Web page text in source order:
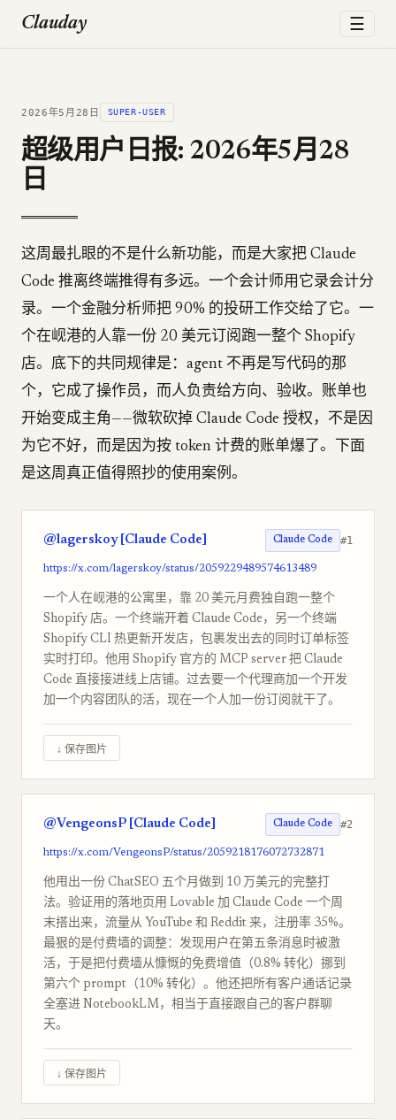
Clauday ☰
2026年5月28日 SUPER-USER
超级用户日报: 2026年5月28
日
这周最扎眼的不是什么新功能，而是大家把 Claude
Code 推离终端推得有多远。一个会计师用它录会计分
录。一个金融分析师把 90% 的投研工作交给了它。一
个在岘港的人靠一份 20 美元订阅跑一整个 Shopify
店。底下的共同规律是：agent 不再是写代码的那
个，它成了操作员，而人负责给方向、验收。账单也
开始变成主角——微软砍掉 Claude Code 授权，不是因
为它不好，而是因为按 token 计费的账单爆了。下面
是这周真正值得照抄的使用案例。
@lagerskoy [Claude Code] Claude Code #1
https://x.com/lagerskoy/status/2059229489574613489
一个人在岘港的公寓里，靠 20 美元月费独自跑一整个
Shopify 店。一个终端开着 Claude Code，另一个终端
Shopify CLI 热更新开发店，包裹发出去的同时订单标签
实时打印。他用 Shopify 官方的 MCP server 把 Claude
Code 直接接进线上店铺。过去要一个代理商加一个开发
加一个内容团队的活，现在一个人加一份订阅就干了。
↓ 保存图片
@VengeonsP [Claude Code] Claude Code #2
https://x.com/VengeonsP/status/2059218176072732871
他甩出一份 ChatSEO 五个月做到 10 万美元的完整打
法。验证用的落地页用 Lovable 加 Claude Code 一个周
末搭出来，流量从 YouTube 和 Reddit 来，注册率 35%。
最狠的是付费墙的调整：发现用户在第五条消息时被激
活，于是把付费墙从慷慨的免费增值（0.8% 转化）挪到
第六个 prompt（10% 转化）。他还把所有客户通话记录
全塞进 NotebookLM，相当于直接跟自己的客户群聊
天。
↓ 保存图片